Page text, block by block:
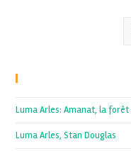
Luma Arles: Amanat, la
Luma Arles, Stan Douglas